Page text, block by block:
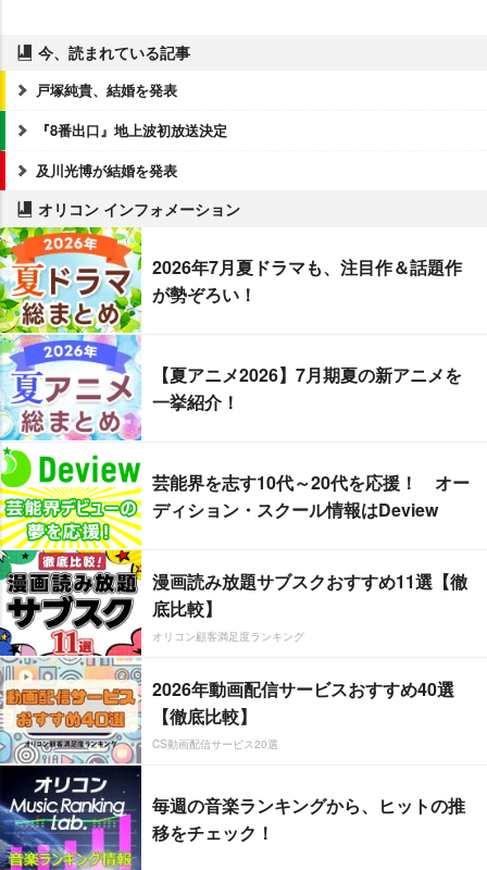
今、読まれている記事
戸塚純貴、結婚を発表
『8番出口』地上波初放送決定
及川光博が結婚を発表
オリコン インフォメーション
2026年7月夏ドラマも、注目作＆話題作
が勢ぞろい！
【夏アニメ2026】7月期夏の新アニメを
一挙紹介！
芸能界を志す10代～20代を応援！ オー
ディション・スクール情報はDeview
漫画読み放題サブスクおすすめ11選【徹
底比較】
オリコン顧客満足度ランキング
2026年動画配信サービスおすすめ40選
【徹底比較】
CS動画配信サービス20選
毎週の音楽ランキングから、ヒットの推
移をチェック！